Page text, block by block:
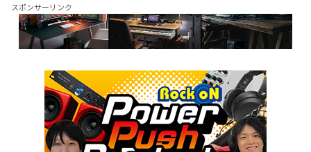
スポンサーリンク